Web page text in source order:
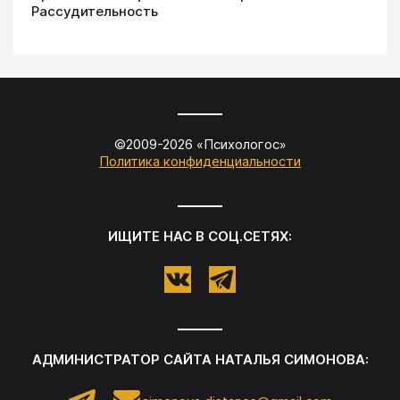
Рассудительность
©2009-2026 «Психологос»
Политика конфиденциальности
ИЩИТЕ НАС В СОЦ.СЕТЯХ:
АДМИНИСТРАТОР САЙТА НАТАЛЬЯ СИМОНОВА: